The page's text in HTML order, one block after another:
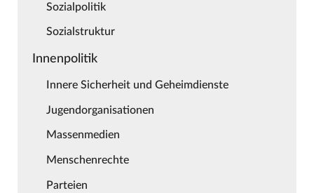
Sozialpolitik
Sozialstruktur
Innenpolitik
Innere Sicherheit und Geheimdienste
Jugendorganisationen
Massenmedien
Menschenrechte
Parteien